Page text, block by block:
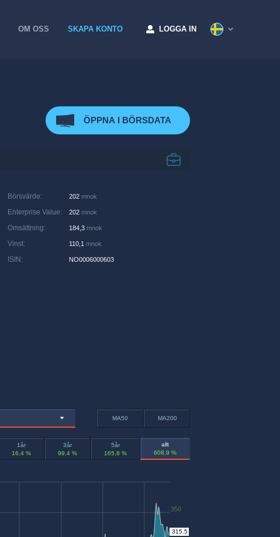
OM OSS SKAPA KONTO LOGGA IN
ÖPPNA I BÖRSDATA
Börsvärde: 202 mnok
Enterprise Value: 202 mnok
Omsättning: 184,3 mnok
Vinst: 110,1 mnok
ISIN : NO0006000603
MA50 MA200
1år
16,4 %
3år
99,4 %
5år
165,8 %
allt
608,9 %
350
315.5